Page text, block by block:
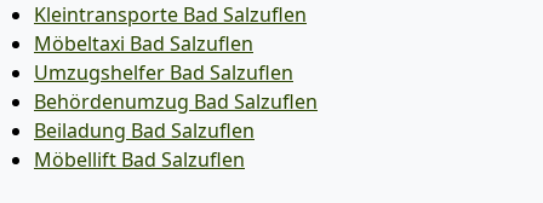
Kleintransporte Bad Salzuflen
Möbeltaxi Bad Salzuflen
Umzugshelfer Bad Salzuflen
Behördenumzug Bad Salzuflen
Beiladung Bad Salzuflen
Möbellift Bad Salzuflen